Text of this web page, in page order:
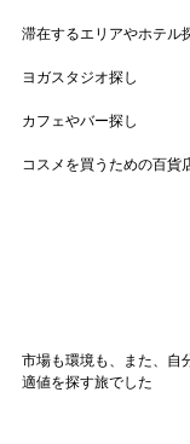
滞在するエリアやホテル
ヨガスタジオ探し
カフェやバー探し
コスメを買うための百貨
市場も環境も、また、自
適値を探す旅でした